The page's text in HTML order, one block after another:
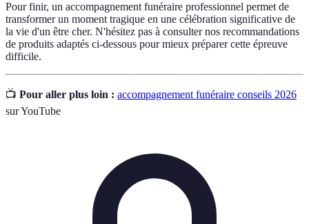
Pour finir, un accompagnement funéraire professionnel permet de
transformer un moment tragique en une célébration significative de
la vie d'un être cher. N'hésitez pas à consulter nos recommandations
de produits adaptés ci-dessous pour mieux préparer cette épreuve
difficile.
📺 Pour aller plus loin : accompagnement funéraire conseils 2026
sur YouTube